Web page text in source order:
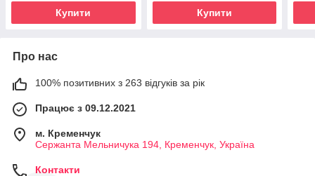
Купити Купити
Про нас
100% позитивних з 263 відгуків за рік
Працює з 09.12.2021
м. Кременчук
Сержанта Мельничука 194, Кременчук, Україна
Контакти